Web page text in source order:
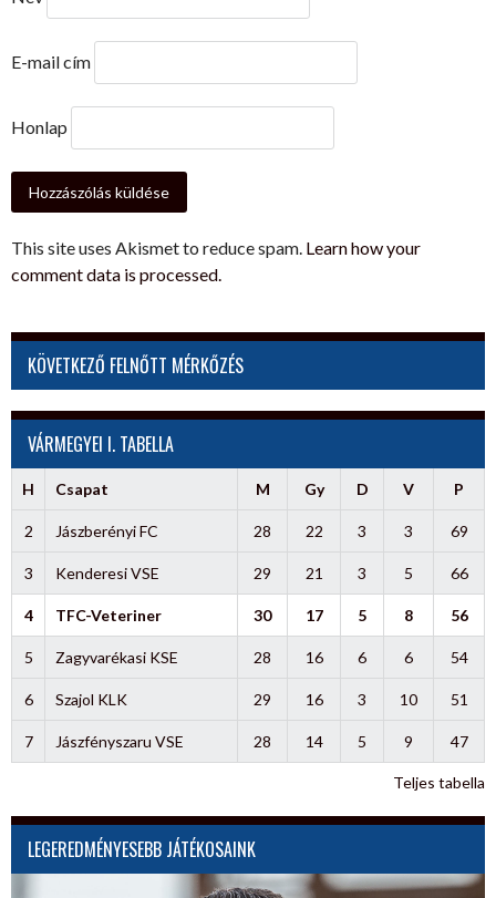
E-mail cím
Honlap
This site uses Akismet to reduce spam. Learn how your
comment data is processed.
KÖVETKEZŐ FELNŐTT MÉRKŐZÉS
VÁRMEGYEI I. TABELLA
H Csapat M Gy D V P
2 Jászberényi FC 28 22 3 3 69
3 Kenderesi VSE 29 21 3 5 66
4 TFC-Veteriner 30 17 5 8 56
5 Zagyvarékasi KSE 28 16 6 6 54
6 Szajol KLK 29 16 3 10 51
7 Jászfényszaru VSE 28 14 5 9 47
Teljes tabella
LEGEREDMÉNYESEBB JÁTÉKOSAINK